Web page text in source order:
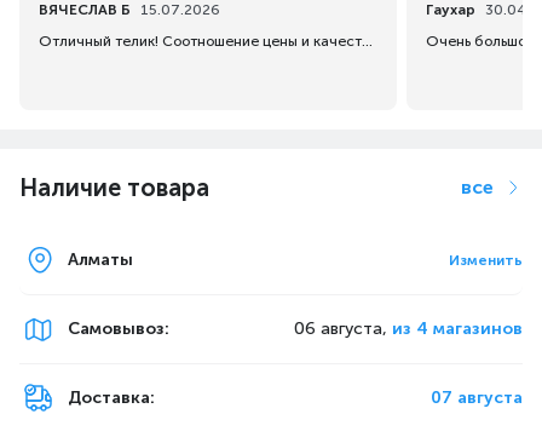
ВЯЧЕСЛАВ Б
15.07.2026
Отличный телик! Соотношение цены и качества на высоте!
Гаухар
Очень большой
Наличие товара все
Алматы Изменить
Самовывоз: 06 августа, из 4 магазинов
Доставка: 07 августа